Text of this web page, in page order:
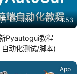
366 02:24:53
Pyautogui教程
动化测试/脚本)
App